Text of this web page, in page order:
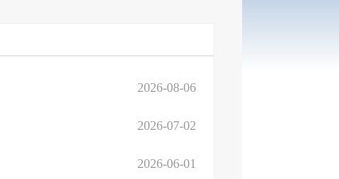
2026-08-06
2026-07-02
2026-06-01